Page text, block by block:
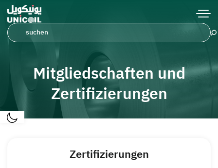
Mitgliedschaften und
Zertifizierungen
Zertifizierungen